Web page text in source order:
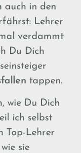
auch in den
Lehrer
verdammt
Du Dich
tappen.
wie Du Dich
ich selbst
Top-Lehrer
sie